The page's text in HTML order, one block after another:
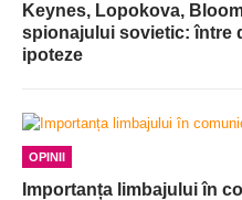
Keynes, Lopokova,
spionajului sovietic: între
ipoteze
OPINII
Importanța limbajului în